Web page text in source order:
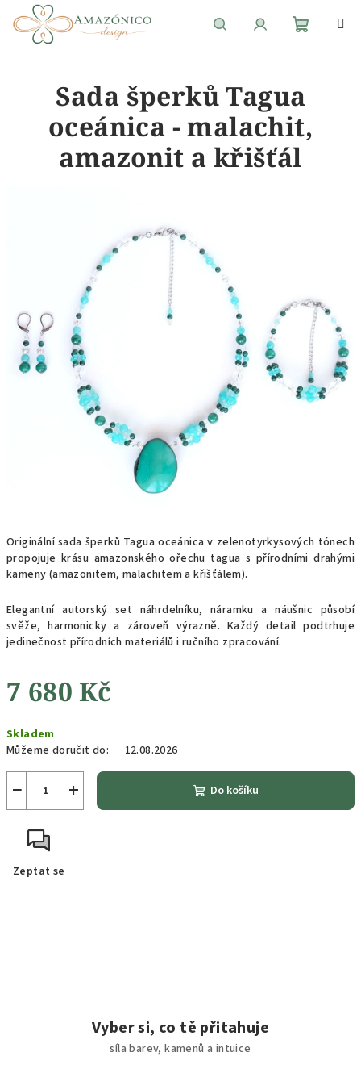
košík
Originální sada šperků Tagua oceánica v zelenotyrkysových tónech
propojuje krásu amazonského ořechu tagua s přírodními drahými
kameny (amazonitem, malachitem a křišťálem).
Elegantní autorský set náhrdelníku, náramku a náušnic působí
svěže, harmonicky a zároveň výrazně. Každý detail podtrhuje
jedinečnost přírodních materiálů i ručního zpracování.
7 680 Kč
cena:
Skladem
Můžeme doručit do:
12.08.2026
+
− Do košíku
Zeptat se
Sada šperků Tagua
oceánica - malachit,
amazonit a křišťál
Vyber si, co tě přitahuje
síla barev, kamenů a intuice